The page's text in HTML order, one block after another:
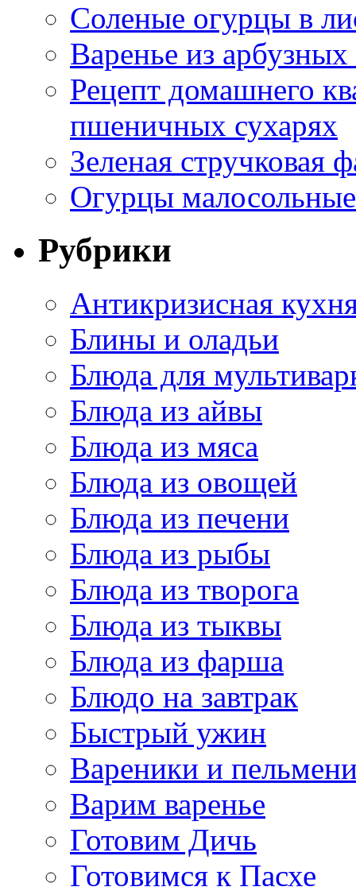
Соленые огурцы в
Варенье из
Рецепт домашнего
пшеничных сухарях
Зеленая стручковая
Огурцы
Рубрики
Антикризисная
Блины и оладьи
Блюда для
Блюда из айвы
Блюда из мяса
Блюда из овощей
Блюда из печени
Блюда из рыбы
Блюда из творога
Блюда из тыквы
Блюда из фарша
Блюдо на завтрак
Быстрый ужин
Вареники и
Варим варенье
Готовим Дичь
Готовимся к Пасхе